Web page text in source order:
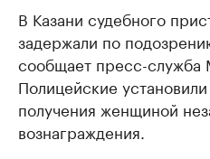
В Казани судебного
задержали по
сообщает пресс-служба
Полицейские
получения женщиной
вознаграждения.